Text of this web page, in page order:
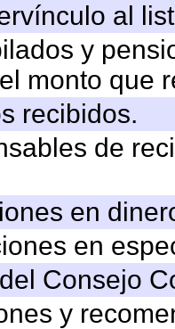
al
y
monto que
recibidos.
de
en
en
Consejo
y